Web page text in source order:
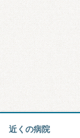
近くの病院